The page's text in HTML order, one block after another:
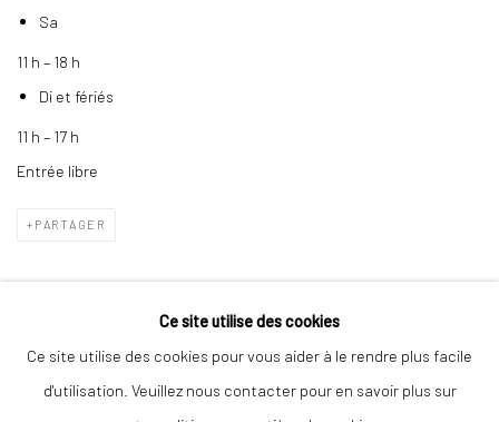
Sa
11 h – 18 h
Di et fériés
11 h – 17 h
Entrée libre
PARTAGER
Ce site utilise des cookies
Ce site utilise des cookies pour vous aider à le rendre plus facile
d'utilisation. Veuillez nous contacter pour en savoir plus sur